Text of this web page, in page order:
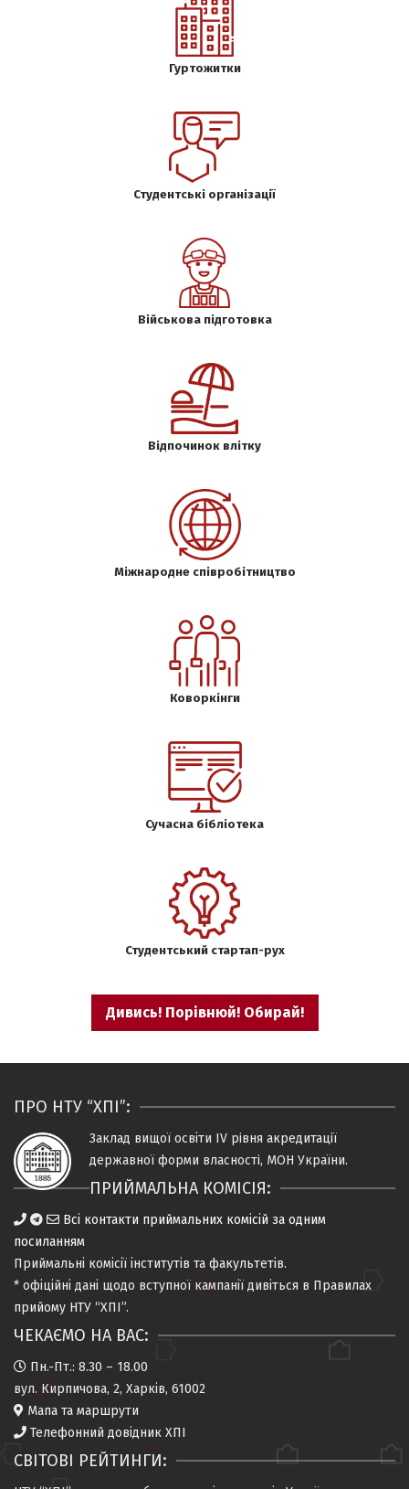
Гуртожитки
Студентські організації
Військова підготовка
Відпочинок влітку
Міжнародне співробітництво
Коворкінги
Сучасна бібліотека
Студентський стартап-рух
Дивись! Порівнюй! Обирай!
ПРО НТУ “ХПІ”:
Заклад вищої освіти IV рiвня акредитацiї
державної форми власностi, МОН України.
ПРИЙМАЛЬНА КОМІСІЯ:
Всі контакти приймальних комісій за одним
посиланням
Приймальні комісії інститутів та факультетів.
* офіційні дані щодо вступної кампанії дивіться в Правилах
прийому НТУ “ХПІ”.
ЧЕКАЄМО НА ВАС:
Пн.-Пт.: 8.30 – 18.00
вул. Кирпичова, 2, Харків, 61002
Мапа та маршрути
Телефонний довідник ХПІ
СВІТОВІ РЕЙТИНГИ: